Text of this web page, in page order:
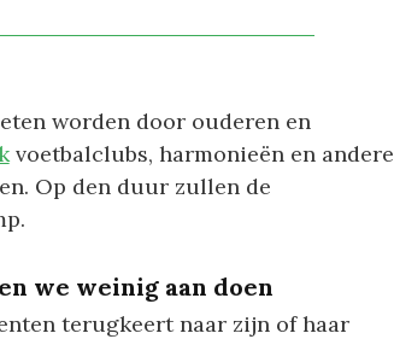
worden door ouderen en
voetbalclubs, harmonieën en andere
Op den duur zullen de
we weinig aan doen
terugkeert naar zijn of haar